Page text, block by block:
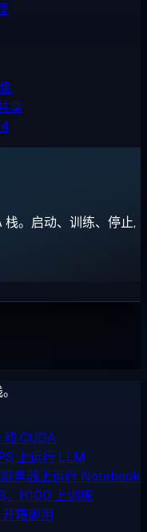
享
。启动、训练、停止,
CUDA
上运行 LLM
务器上运行 Notebook
H100 上训练
箱即用